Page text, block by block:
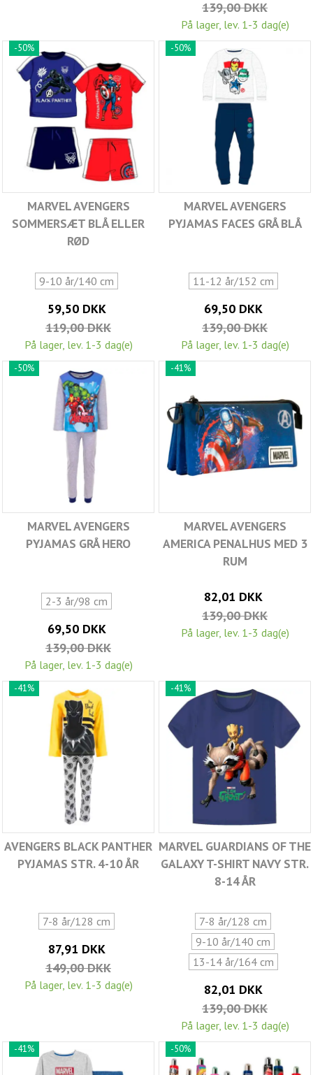
139,00 DKK
På lager, lev. 1-3 dag(e)
-50%
MARVEL AVENGERS
SOMMERSÆT BLÅ ELLER
RØD
9-10 år/140 cm
59,50 DKK
119,00 DKK
På lager, lev. 1-3 dag(e)
-50%
MARVEL AVENGERS
PYJAMAS FACES GRÅ BLÅ
11-12 år/152 cm
69,50 DKK
139,00 DKK
På lager, lev. 1-3 dag(e)
-50%
MARVEL AVENGERS
PYJAMAS GRÅ HERO
2-3 år/98 cm
69,50 DKK
139,00 DKK
På lager, lev. 1-3 dag(e)
-41%
MARVEL AVENGERS
AMERICA PENALHUS MED 3
RUM
82,01 DKK
139,00 DKK
På lager, lev. 1-3 dag(e)
-41%
AVENGERS BLACK PANTHER
PYJAMAS STR. 4-10 ÅR
7-8 år/128 cm
87,91 DKK
149,00 DKK
På lager, lev. 1-3 dag(e)
-41%
MARVEL GUARDIANS OF THE
GALAXY T-SHIRT NAVY STR.
8-14 ÅR
7-8 år/128 cm
9-10 år/140 cm
13-14 år/164 cm
82,01 DKK
139,00 DKK
På lager, lev. 1-3 dag(e)
-41% -50%